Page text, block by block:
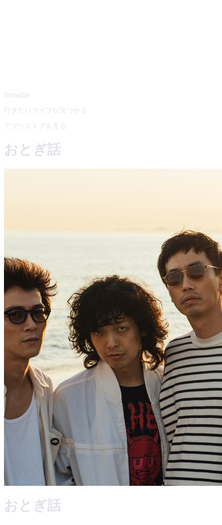
SonicOn
行きたいライブが見つかる
アプリストアを見る
おとぎ話
おとぎ話